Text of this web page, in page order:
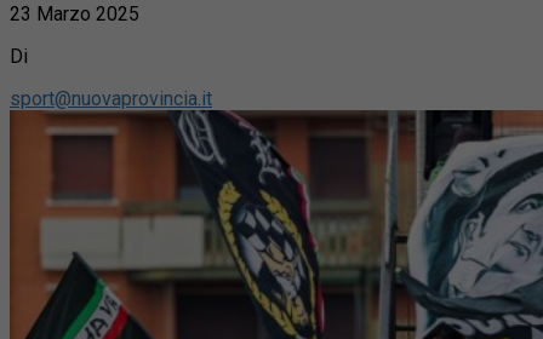
23 Marzo 2025
Di
sport@nuovaprovincia.it